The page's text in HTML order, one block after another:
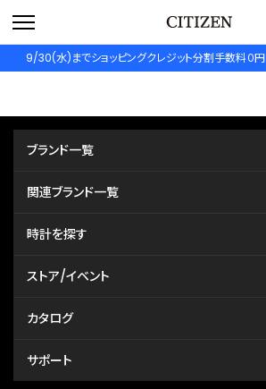
9/30(水)までショッピングクレジット分割手数料０円
ブランド一覧
関連ブランド一覧
時計を探す
ストア/イベント
カタログ
サポート